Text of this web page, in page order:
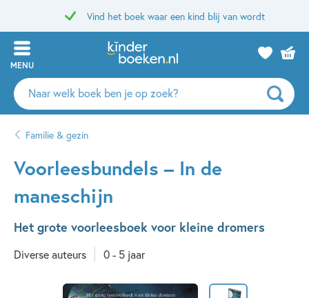
Vind het boek waar een kind blij van wordt
MENU
Zoeken
naar
auteurs
uitgevers
Familie & gezin
Voorleesbundels – In de
maneschijn
Het grote voorleesboek voor kleine dromers
Diverse auteurs 0 - 5 jaar